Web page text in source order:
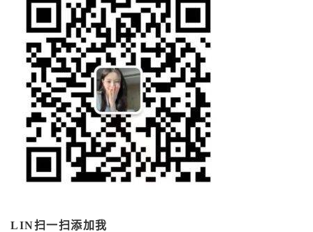
LIN扫一扫添加我